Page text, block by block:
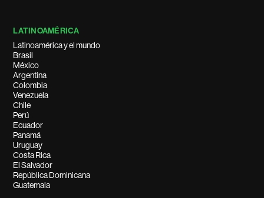
LATINOAMÉRICA
Latinoamérica y el mundo
Brasil
México
Argentina
Colombia
Venezuela
Chile
Perú
Ecuador
Panamá
Uruguay
Costa Rica
El Salvador
República Dominicana
Guatemala